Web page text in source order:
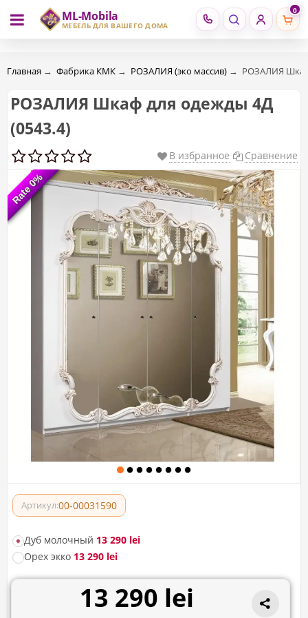
ML-Mobila
МЕБЕЛЬ ДЛЯ ВАШЕГО ДОМА
0
RU RO
Главная → Фабрика КМК → РОЗАЛИЯ (эко массив) → РОЗАЛИЯ Шкаф
РОЗАЛИЯ Шкаф для одежды 4Д
(0543.4)
В избранное Сравнение
Rate 0%
Rate 0%
Артикул:00-00031590
Дуб молочный 13 290 lei
Орех экко 13 290 lei
13 290 lei